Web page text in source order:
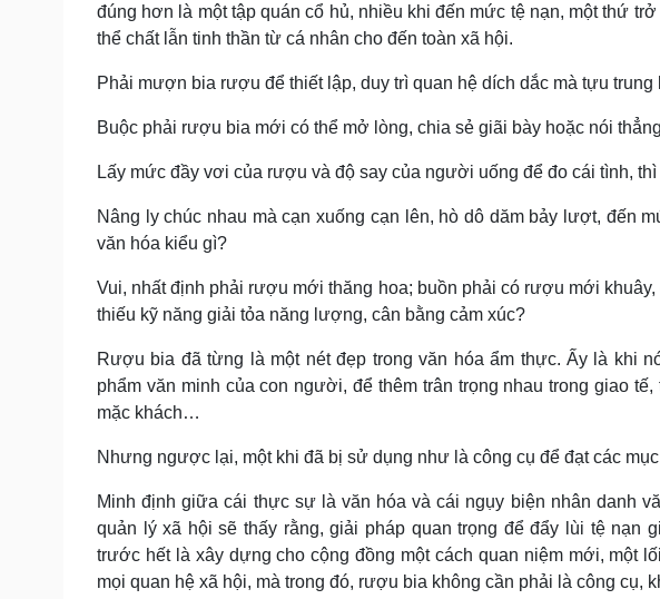
đúng hơn là một tập quán cổ hủ, nhiều khi đến mức tệ nạn, một thứ
thể chất lẫn tinh thần từ cá nhân cho đến toàn xã hội.
Phải mượn bia rượu để thiết lập, duy trì quan hệ dích dắc mà tựu
Buộc phải rượu bia mới có thể mở lòng, chia sẻ giãi bày hoặc nói
Lấy mức đầy vơi của rượu và độ say của người uống để đo cái tình,
Nâng ly chúc nhau mà cạn xuống cạn lên, hò dô dăm bảy lượt, đến
văn hóa kiểu gì?
Vui, nhất định phải rượu mới thăng hoa; buồn phải có rượu mới
thiếu kỹ năng giải tỏa năng lượng, cân bằng cảm xúc?
Rượu bia đã từng là một nét đẹp trong văn hóa ẩm thực. Ấy là khi
phẩm văn minh của con người, để thêm trân trọng nhau trong giao
mặc khách…
Nhưng ngược lại, một khi đã bị sử dụng như là công cụ để đạt các
Minh định giữa cái thực sự là văn hóa và cái ngụy biện nhân danh
quản lý xã hội sẽ thấy rằng, giải pháp quan trọng để đẩy lùi tệ nạn
trước hết là xây dựng cho cộng đồng một cách quan niệm mới, một
mọi quan hệ xã hội, mà trong đó, rượu bia không cần phải là công cụ,